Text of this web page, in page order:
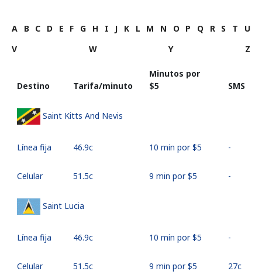
A B C D E F G H I J K L M N O P Q R S T
U
V
W Y Z
Destino Tarifa/minuto
Minutos por
⁦$5⁩
SMS
Saint Kitts And Nevis
Línea fija ⁦46.9c⁩ 10 min por ⁦$5⁩ -
Celular ⁦51.5c⁩ 9 min por ⁦$5⁩ -
Saint Lucia
Línea fija ⁦46.9c⁩ 10 min por ⁦$5⁩ -
Celular ⁦51.5c⁩ 9 min por ⁦$5⁩ ⁦27c⁩